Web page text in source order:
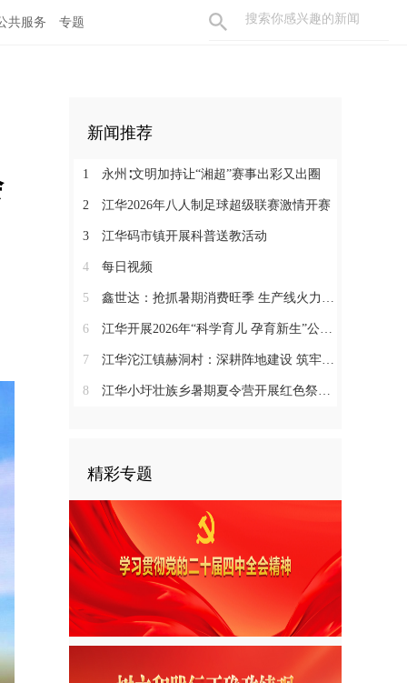
共服务 专题
新闻推荐
1 永州∶文明加持让“湘超”赛事出彩又出圈
2 江华2026年八人制足球超级联赛激情开赛
3 江华码市镇开展科普送教活动
4 每日视频
5 鑫世达：抢抓暑期消费旺季 生产线火力全开
6 江华开展2026年“科学育儿 孕育新生”公益活动
7 江华沱江镇赫洞村：深耕阵地建设 筑牢党建根基
8 江华小圩壮族乡暑期夏令营开展红色祭扫研学活动
精彩专题